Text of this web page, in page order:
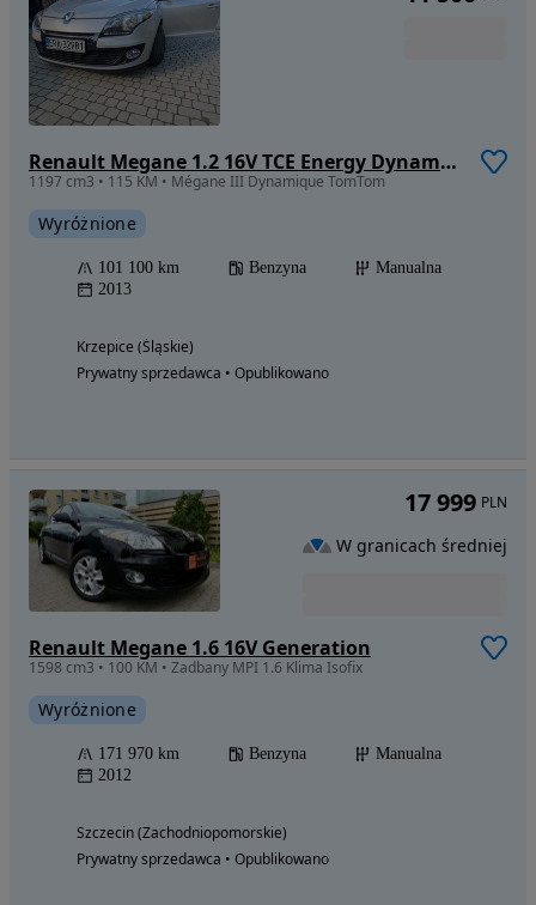
Renault Megane 1.2 16V TCE Energy Dynamique
1197 cm3 • 115 KM • Mégane III Dynamique TomTom
Wyróżnione
101 100 km Benzyna
Manualna
2013
Krzepice (Śląskie)
Prywatny sprzedawca • Opublikowano
Renault Megane 1.6 16V Generation
1598 cm3 • 100 KM • Zadbany MPI 1.6 Klima Isofix
Wyróżnione
171 970 km Benzyna
Manualna
2012
Szczecin (Zachodniopomorskie)
Prywatny sprzedawca • Opublikowano
17 999 PLN
W granicach średniej